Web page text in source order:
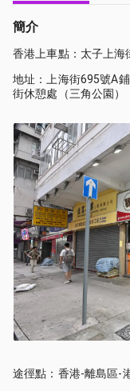
簡介
香港上車點：太子上海
地址：上海街695號A
街休憩處（三角公園）
途徑點：香港-離島區-